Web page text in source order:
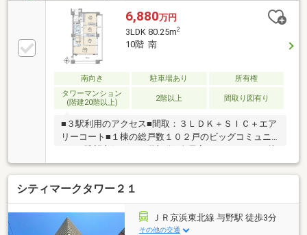
6,880万円
3LDK 80.25m2
10階 南
南向き 駐車場あり
所有権
タワーマンション
(階建20階以上)
2階以上 間取り図有り
■３駅利用のアクセス■間取：３ＬＤＫ＋ＳＩＣ＋エア
リーコート■１棟の総戸数１０２戸のビッグコミュニ
面した３ＬＤＫ■２面採光のＬＤ（約１２．９畳）■Ｌ
字型キッチン（約４．３畳）■洋室（約７畳）に２連
クローゼット×２箇所■玄関周りをスッキリと収納でき
るＳＩＣ■ポーチにベンチ有■バルコニーにスロップシ
ンク■ペット飼育可※別途細則有■２０２６年８月末新
規内装リフォーム完了予定【交換】トイレ【張替え】
シティマークタワー２１
ＪＲ京浜東北線 与野駅 徒歩3分
その他の交通